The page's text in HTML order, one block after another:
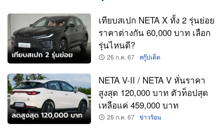
neta
เทียบสเปก NETA X ทั้ง 2 รุ่นย่อย
ราคาต่างกัน 60,000 บาท เลือก
รุ่นไหนดี?
26 ก.ค. 67 สกู๊ปเด็ด
NETA V-II / NETA V หั่นราคา
สูงสุด 120,000 บาท ตัวท็อปสุด
เหลือแค่ 459,000 บาท
26 ก.ค. 67 ข่าวร้อน